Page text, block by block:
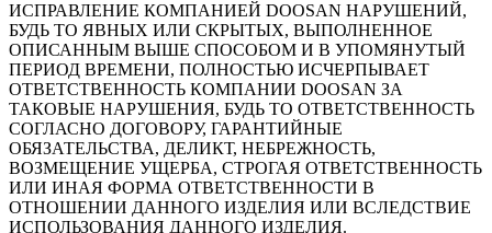
ИСПРАВЛЕНИЕ КОМПАНИЕЙ DOOSAN НАРУШЕНИЙ,
БУДЬ ТО ЯВНЫХ ИЛИ СКРЫТЫХ, ВЫПОЛНЕННОЕ
ОПИСАННЫМ ВЫШЕ СПОСОБОМ И В УПОМЯНУТЫЙ
ПЕРИОД ВРЕМЕНИ, ПОЛНОСТЬЮ ИСЧЕРПЫВАЕТ
ОТВЕТСТВЕННОСТЬ КОМПАНИИ DOOSAN ЗА
ТАКОВЫЕ НАРУШЕНИЯ, БУДЬ ТО ОТВЕТСТВЕННОСТЬ
СОГЛАСНО ДОГОВОРУ, ГАРАНТИЙНЫЕ
ОБЯЗАТЕЛЬСТВА, ДЕЛИКТ, НЕБРЕЖНОСТЬ,
ВОЗМЕЩЕНИЕ УЩЕРБА, СТРОГАЯ ОТВЕТСТВЕННОСТЬ
ИЛИ ИНАЯ ФОРМА ОТВЕТСТВЕННОСТИ В
ОТНОШЕНИИ ДАННОГО ИЗДЕЛИЯ ИЛИ ВСЛЕДСТВИЕ
ИСПОЛЬЗОВАНИЯ ДАННОГО ИЗДЕЛИЯ.